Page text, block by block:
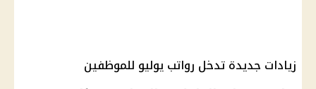
زيادات جديدة تدخل رواتب يوليو للموظفين